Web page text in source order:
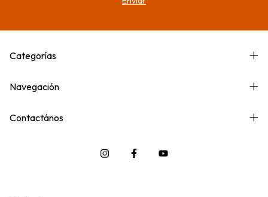
Categorías
Navegación
Contactános